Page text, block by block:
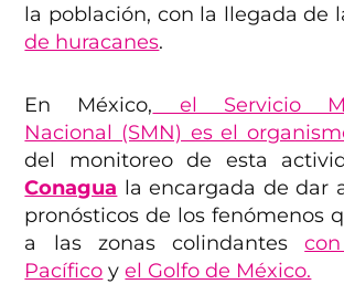
la población, con la llegada de
de huracanes.
En México, el Servicio
Nacional (SMN) es el
del monitoreo de esta
Conagua la encargada de dar
pronósticos de los fenómenos
a las zonas colindantes
Pacífico yel Golfo de México.